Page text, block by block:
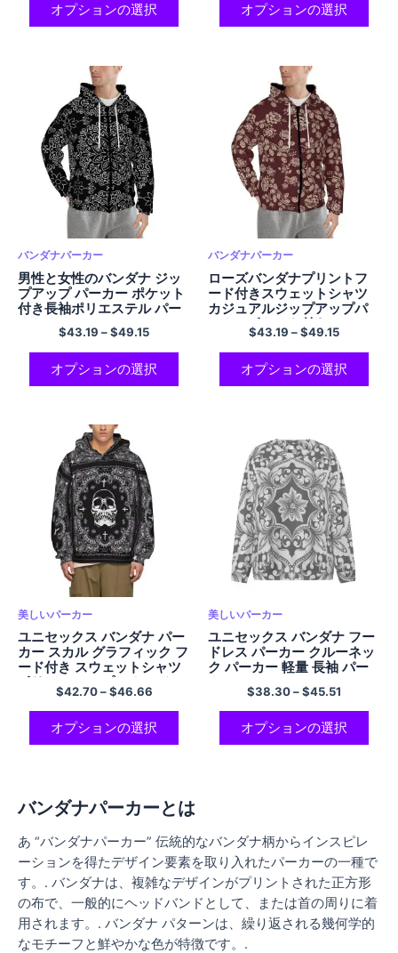
オプションの選択 オプションの選択
バンダナパーカー
男性と女性のバンダナ ジッ
プアップ パーカー ポケット
付き長袖ポリエステル パー
カー
$43.19 –$49.15
オプションの選択
バンダナパーカー
ローズバンダナプリントフ
ード付きスウェットシャツ
カジュアルジップアップパ
ーカーポケット付き
$43.19 –$49.15
オプションの選択
美しいパーカー
ユニセックス バンダナ パー
カー スカル グラフィック フ
ード付き スウェットシャツ
ポリエステル プルオーバー
パーカー
$42.70–$46.66
オプションの選択
美しいパーカー
ユニセックス バンダナ フー
ドレス パーカー クルーネッ
ク パーカー 軽量 長袖 パー
カー
$38.30–$45.51
オプションの選択
バンダナパーカーとは
あ “バンダナパーカー” 伝統的なバンダナ柄からインスピレ
ーションを得たデザイン要素を取り入れたパーカーの一種で
す。. バンダナは、複雑なデザインがプリントされた正方形
の布で、一般的にヘッドバンドとして、または首の周りに着
用されます。. バンダナ パターンは、繰り返される幾何学的
なモチーフと鮮やかな色が特徴です。.